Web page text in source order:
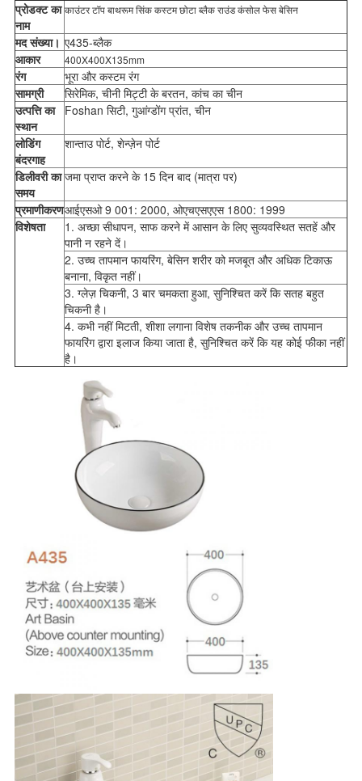
प्रोडक्ट का
नाम
काउंटर टॉप बाथरूम सिंक कस्टम छोटा ब्लैक राउंड कंसोल फेस बेसिन
मद संख्या। ए435-ब्लैक
आकार
400X400X135mm
रंग
भूरा और कस्टम रंग
सामग्री
सिरेमिक, चीनी मिट्टी के बरतन, कांच का चीन
उत्पत्ति का
स्थान
Foshan सिटी, गुआंग्डोंग प्रांत, चीन
लोडिंग
बंदरगाह
शान्ताउ पोर्ट, शेन्ज़ेन पोर्ट
डिलीवरी का
समय
जमा प्राप्त करने के 15 दिन बाद (मात्रा पर)
प्रमाणीकरणआईएसओ 9 001: 2000, ओएचएसएएस 1800: 1999
विशेषता
1. अच्छा सीधापन, साफ करने में आसान के लिए सुव्यवस्थित सतहें और
पानी न रहने दें।
2. उच्च तापमान फायरिंग, बेसिन शरीर को मजबूत और अधिक टिकाऊ
बनाना, विकृत नहीं।
3. ग्लेज़ चिकनी, 3 बार चमकता हुआ, सुनिश्चित करें कि सतह बहुत
चिकनी है।
4. कभी नहीं मिटती, शीशा लगाना विशेष तकनीक और उच्च तापमान
फायरिंग द्वारा इलाज किया जाता है, सुनिश्चित करें कि यह कोई फीका नहीं
है।